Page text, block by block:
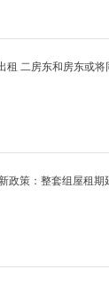
租 二房东和房东或将
政策：整套组屋租期